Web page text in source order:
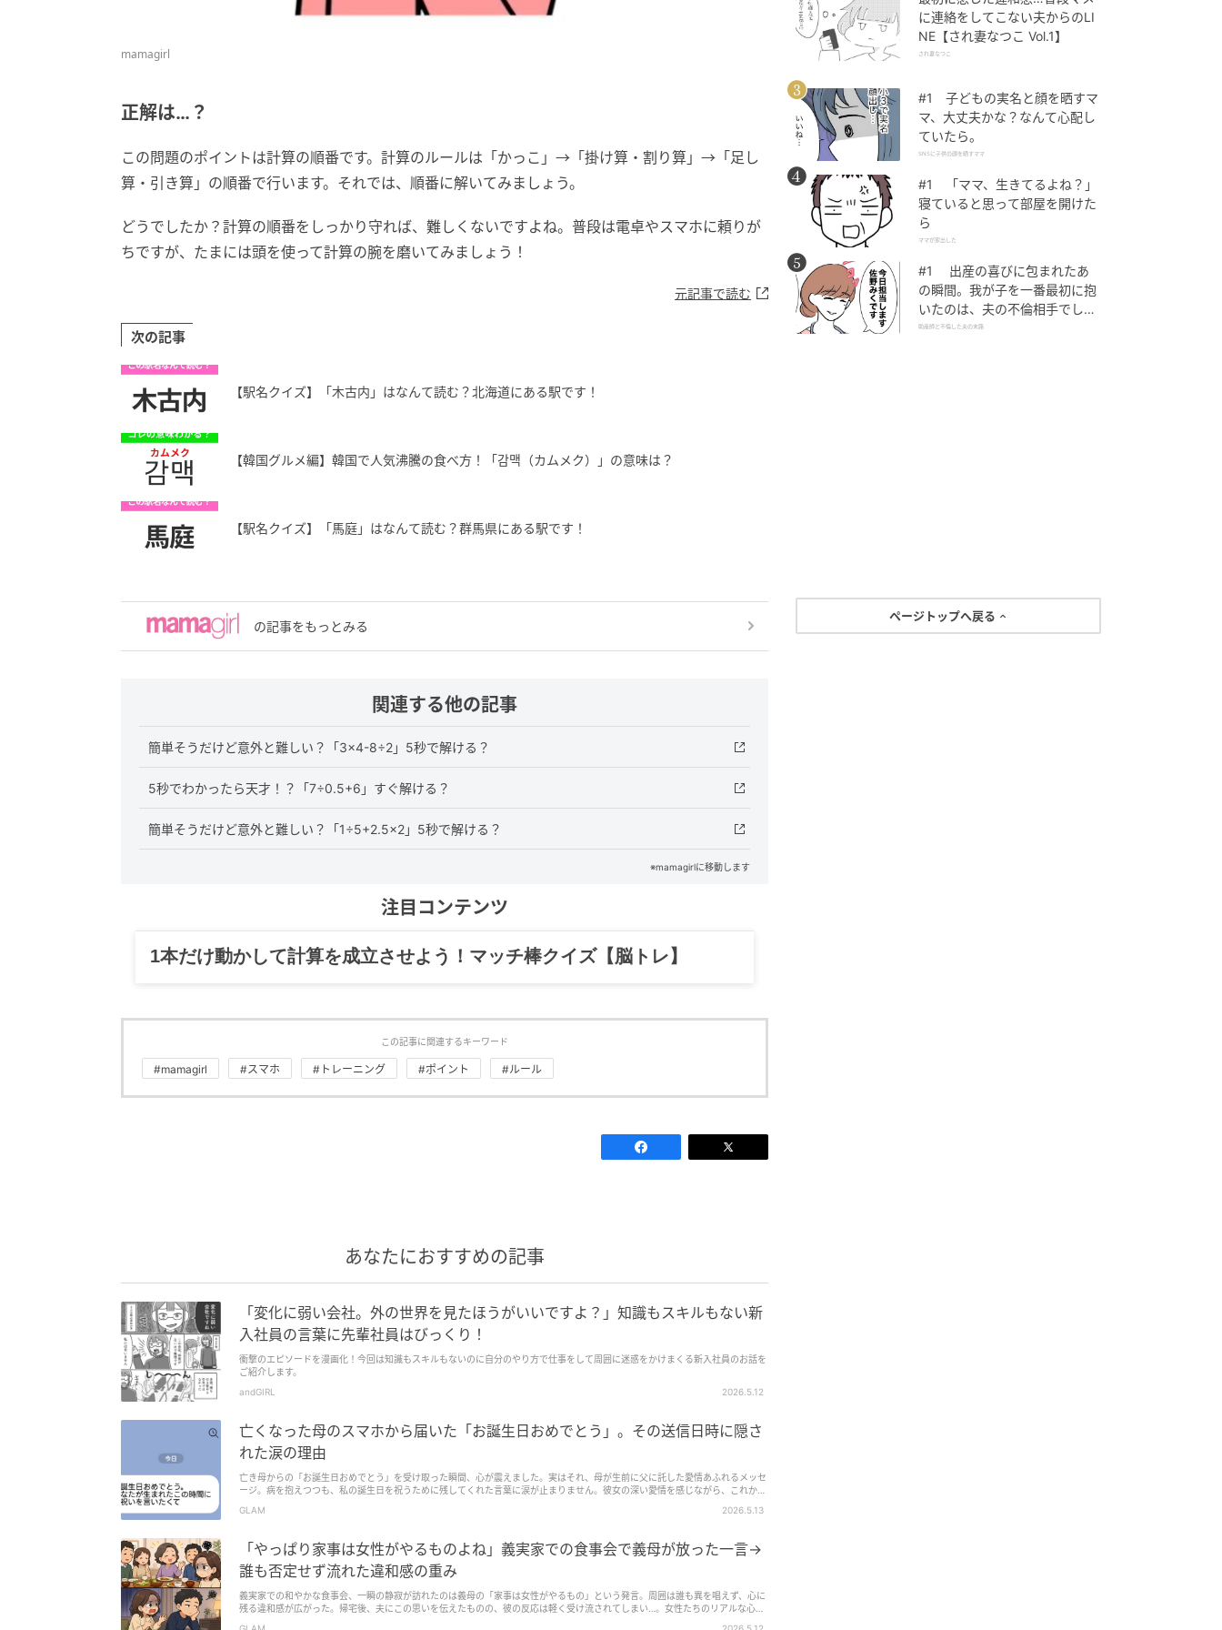
mamagirl
正解は…？
この問題のポイントは計算の順番です。計算のルールは「かっこ」→「掛け算・割り算」→「足し
算・引き算」の順番で行います。それでは、順番に解いてみましょう。
どうでしたか？計算の順番をしっかり守れば、難しくないですよね。普段は電卓やスマホに頼りが
ちですが、たまには頭を使って計算の腕を磨いてみましょう！
元記事で読む
次の記事
【駅名クイズ】「木古内」はなんて読む？北海道にある駅です！
【韓国グルメ編】韓国で人気沸騰の食べ方！「감맥（カムメク）」の意味は？
【駅名クイズ】「馬庭」はなんて読む？群馬県にある駅です！
の記事をもっとみる
関連する他の記事
簡単そうだけど意外と難しい？「3×4-8÷2」5秒で解ける？
5秒でわかったら天才！？「7÷0.5+6」すぐ解ける？
簡単そうだけど意外と難しい？「1÷5+2.5×2」5秒で解ける？
※mamagirlに移動します
注目コンテンツ
1本だけ動かして計算を成立させよう！マッチ棒クイズ【脳トレ】
この記事に関連するキーワード
#mamagirl #スマホ #トレーニング #ポイント #ルール
あなたにおすすめの記事
「変化に弱い会社。外の世界を見たほうがいいですよ？」知識もスキルもない新
入社員の言葉に先輩社員はびっくり！
衝撃のエピソードを漫画化！今回は知識もスキルもないのに自分のやり方で仕事をして周囲に迷惑をかけまくる新入社員のお話を
ご紹介します。
andGIRL
2026.5.12
亡くなった母のスマホから届いた「お誕生日おめでとう」。その送信日時に隠さ
れた涙の理由
亡き母からの「お誕生日おめでとう」を受け取った瞬間、心が震えました。実はそれ、母が生前に父に託した愛情あふれるメッセ
ージ。病を抱えつつも、私の誕生日を祝うために残してくれた言葉に涙が止まりません。彼女の深い愛情を感じながら、これから
GLAM 2026.5.13
「やっぱり家事は女性がやるものよね」義実家での食事会で義母が放った一言→
誰も否定せず流れた違和感の重み
義実家での和やかな食事会、一瞬の静寂が訪れたのは義母の「家事は女性がやるもの」という発言。周囲は誰も異を唱えず、心に
残る違和感が広がった。帰宅後、夫にこの思いを伝えたものの、彼の反応は軽く受け流されてしまい…。女性たちのリアルな心情
に連絡をしてこない夫からのLI
NE【され妻なつこ Vol.1】
され妻なつこ
#1 子どもの実名と顔を晒すマ
マ、大丈夫かな？なんて心配し
ていたら。
SNSに子供の顔を晒すママ
#1 「ママ、生きてるよね？」
寝ていると思って部屋を開けた
ら
ママが家出した
#1 出産の喜びに包まれたあ
の瞬間。我が子を一番最初に抱
いたのは、夫の不倫相手でし
た。
助産師と不倫した夫の末路
ページトップへ戻る